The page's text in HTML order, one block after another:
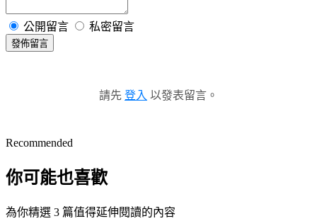
公開留言 私密留言
發佈留言
請先 登入 以發表留言。
Recommended
你可能也喜歡
為你精選 3 篇值得延伸閱讀的內容